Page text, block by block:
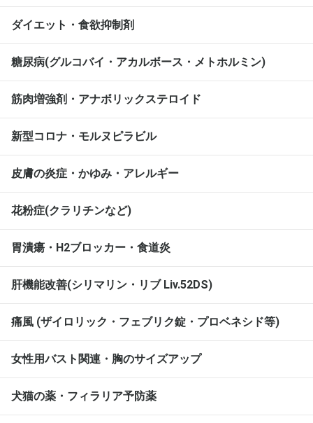
ダイエット・食欲抑制剤
糖尿病(グルコバイ・アカルボース・メトホルミン)
筋肉増強剤・アナボリックステロイド
新型コロナ・モルヌピラビル
皮膚の炎症・かゆみ・アレルギー
花粉症(クラリチンなど)
胃潰瘍・H2ブロッカー・食道炎
肝機能改善(シリマリン・リブ Liv.52DS)
痛風 (ザイロリック・フェブリク錠・プロベネシド等)
女性用バスト関連・胸のサイズアップ
犬猫の薬・フィラリア予防薬